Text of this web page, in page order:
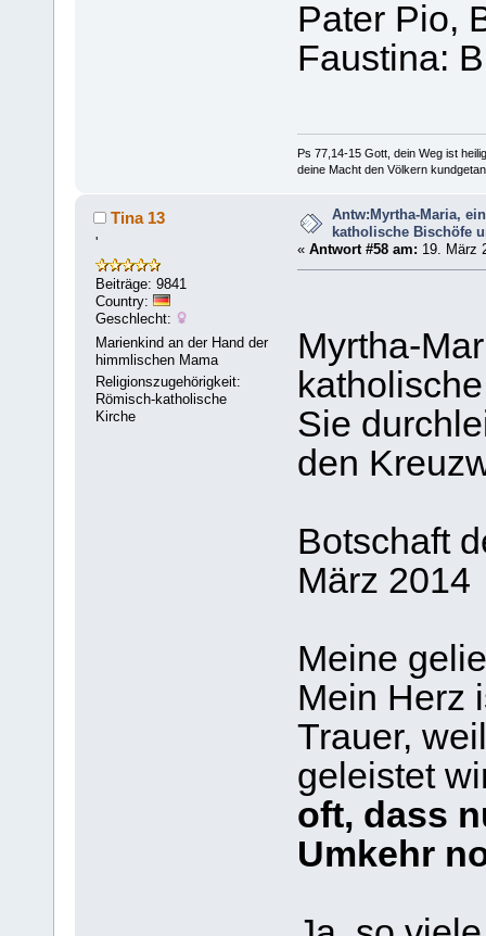
Pater Pio,
Faustina:
Ps 77,14-15 Gott, dein Weg ist
deine Macht den Völkern
Tina 13
'
Beiträge: 9841
Country:
Geschlecht:
Marienkind an der Hand der
himmlischen Mama
Religionszugehörigkeit:
Römisch-katholische
Kirche
Antw:Myrtha-Maria,
katholische Bischöfe
« Antwort #58 am: 19. März
Myrtha-
Sie
den
Botschaft
März 2014
Meine
Mein Herz
Trauer,
geleistet
oft, dass
Umkehr